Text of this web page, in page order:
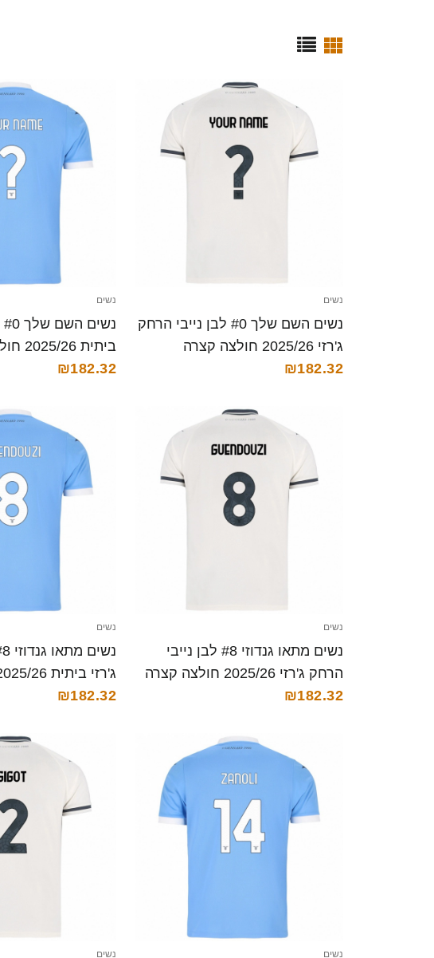
נשים
נשים השם שלך #0 לבן נייבי הרחק
ג'רזי 2025/26 חולצה קצרה
₪182.32
נשים
ביתית 2025/26 חולצה קצרה
₪182.32
נשים
נשים מתאו גנדוזי #8 לבן נייבי
הרחק ג'רזי 2025/26 חולצה קצרה
₪182.32
נשים
ג'רזי ביתית 2025/26 חולצה קצרה
₪182.32
נשים נשים